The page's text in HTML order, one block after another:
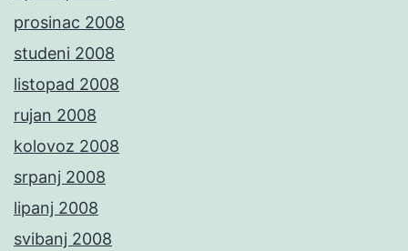
prosinac 2008
studeni 2008
listopad 2008
rujan 2008
kolovoz 2008
srpanj 2008
lipanj 2008
svibanj 2008